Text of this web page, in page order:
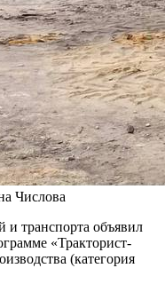
Числова
и транспорта объявил
«Тракторист-
(категория